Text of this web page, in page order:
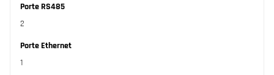
Porte RS485
2
Porte Ethernet
1